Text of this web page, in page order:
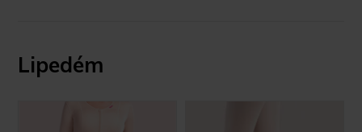
Lipedém